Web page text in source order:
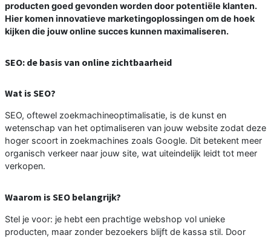
producten goed gevonden worden door potentiële klanten.
Hier komen innovatieve marketingoplossingen om de hoek
kijken die jouw online succes kunnen maximaliseren.
SEO: de basis van online zichtbaarheid
Wat is SEO?
SEO, oftewel zoekmachineoptimalisatie, is de kunst en
wetenschap van het optimaliseren van jouw website zodat deze
hoger scoort in zoekmachines zoals Google. Dit betekent meer
organisch verkeer naar jouw site, wat uiteindelijk leidt tot meer
verkopen.
Waarom is SEO belangrijk?
Stel je voor: je hebt een prachtige webshop vol unieke
producten, maar zonder bezoekers blijft de kassa stil. Door